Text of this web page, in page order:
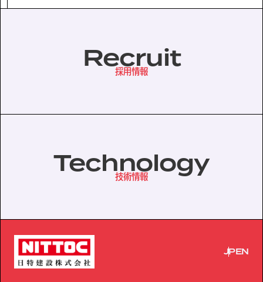
Recruit
採用情報
Technology
技術情報
JPEN